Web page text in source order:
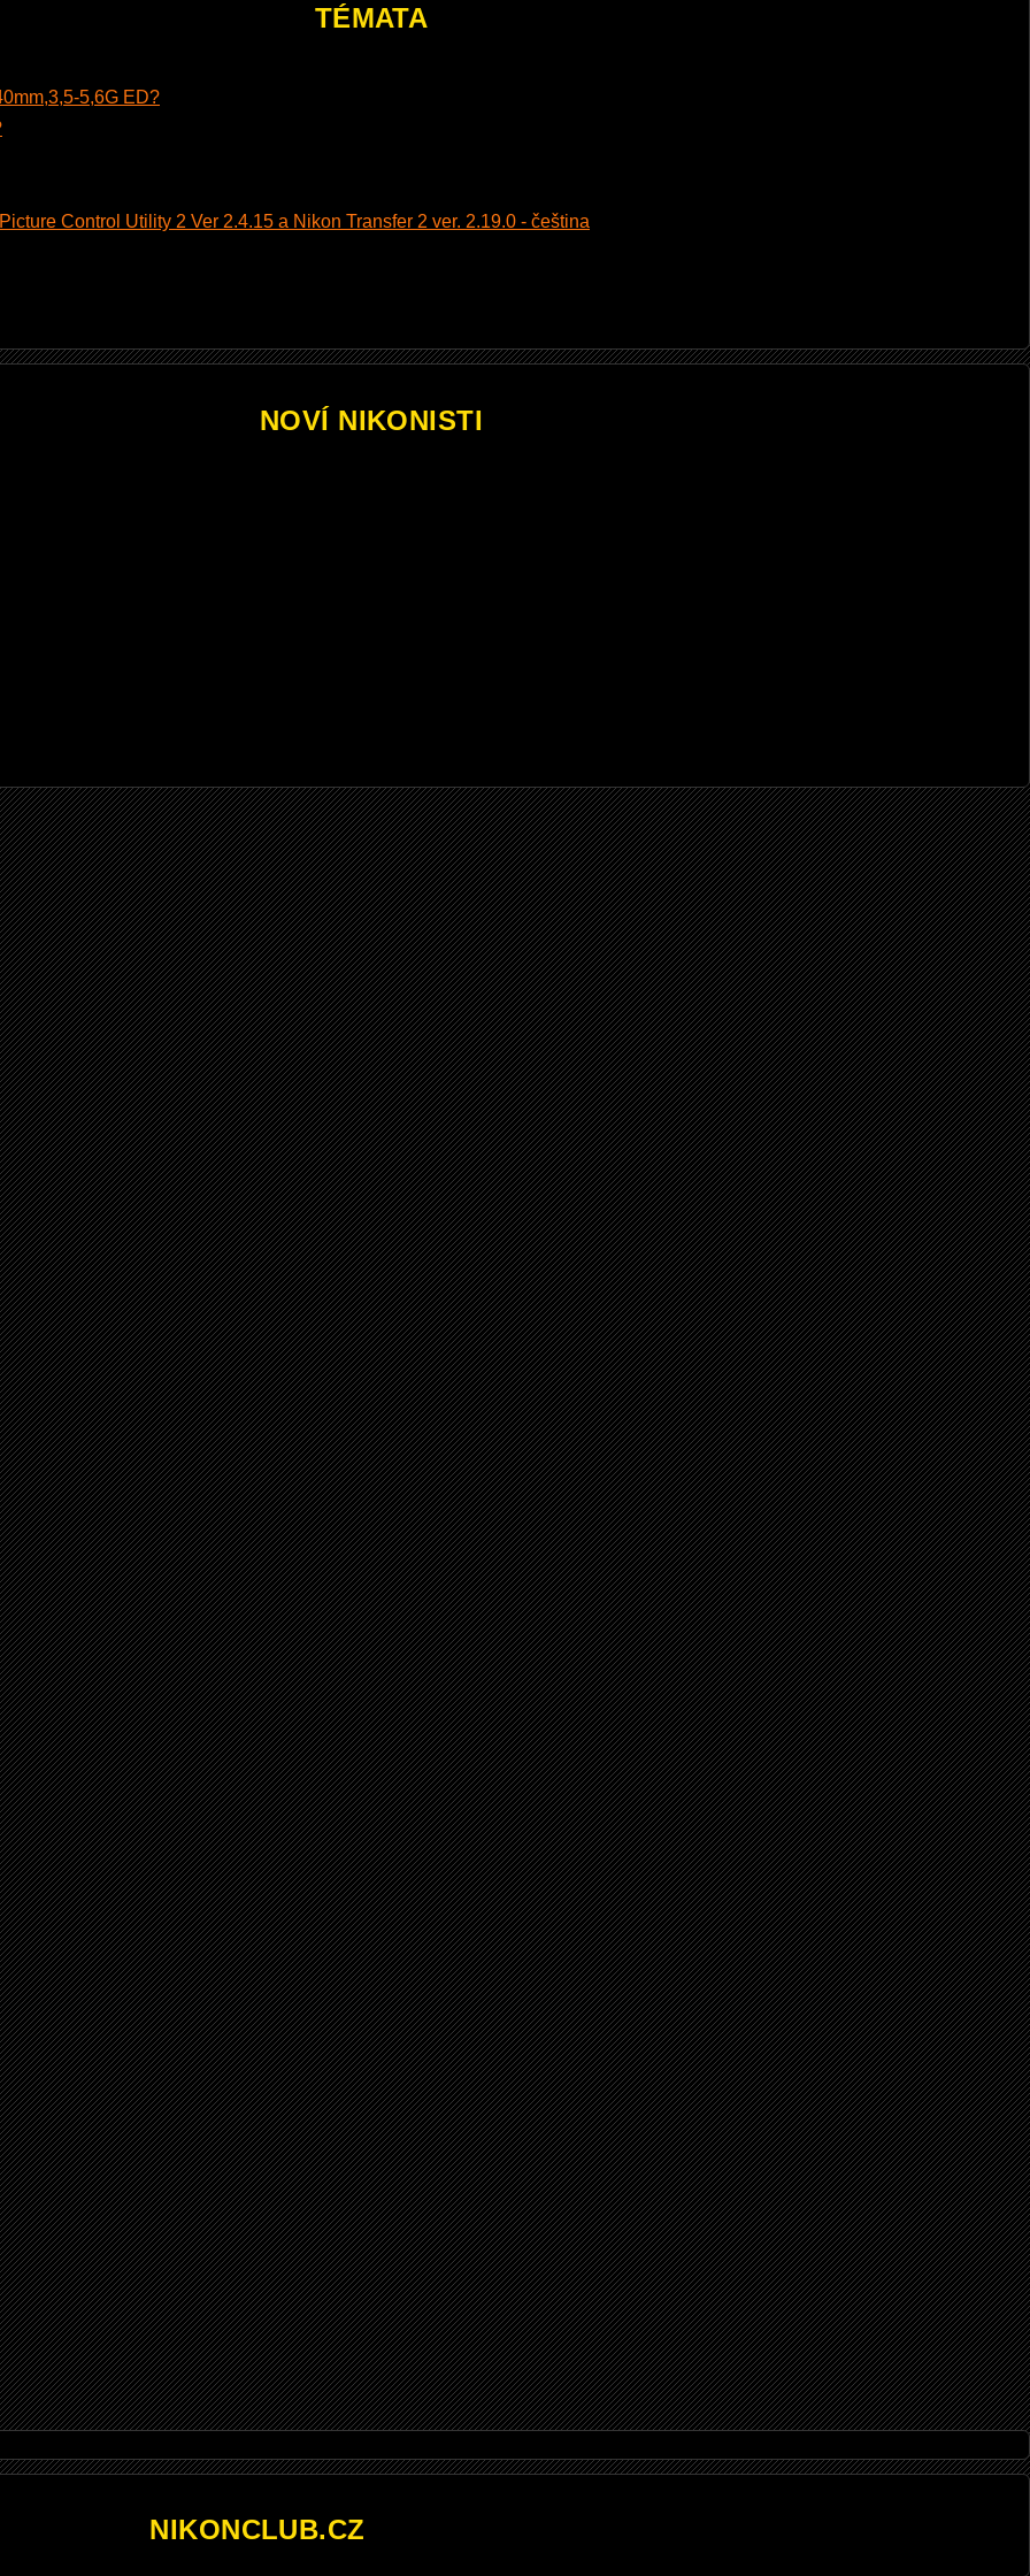
TÉMATA
5,6G ED?
Control Utility 2 Ver 2.4.15 a Nikon Transfer 2 ver. 2.19.0 - čeština
NOVÍ NIKONISTI
NIKONCLUB.CZ